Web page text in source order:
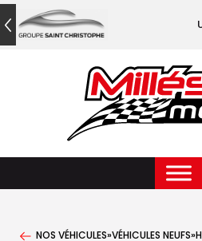
NOS VÉHICULES»VÉHICULES NEUFS»